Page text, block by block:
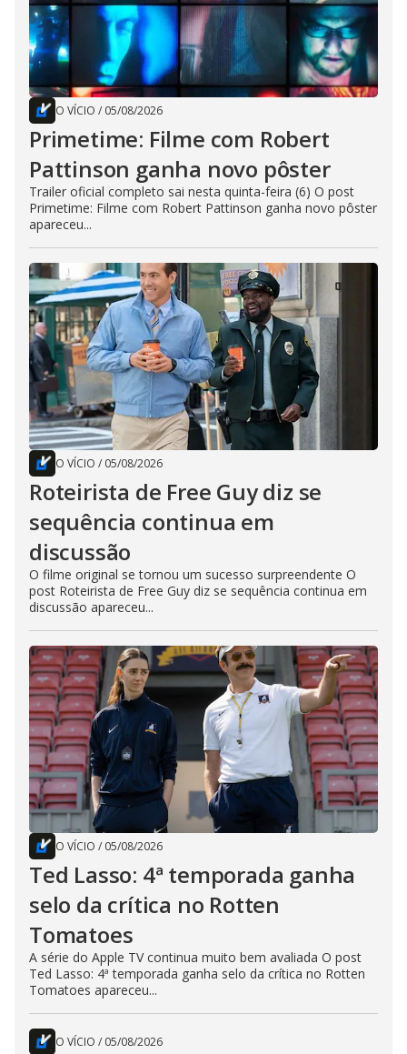
O VÍCIO / 05/08/2026
Primetime: Filme com Robert
Pattinson ganha novo pôster
Trailer oficial completo sai nesta quinta-feira (6) O post
Primetime: Filme com Robert Pattinson ganha novo pôster
apareceu...
O VÍCIO / 05/08/2026
Roteirista de Free Guy diz se
sequência continua em
discussão
O filme original se tornou um sucesso surpreendente O
post Roteirista de Free Guy diz se sequência continua em
discussão apareceu...
O VÍCIO / 05/08/2026
Ted Lasso: 4ª temporada ganha
selo da crítica no Rotten
Tomatoes
A série do Apple TV continua muito bem avaliada O post
Ted Lasso: 4ª temporada ganha selo da crítica no Rotten
Tomatoes apareceu...
O VÍCIO / 05/08/2026